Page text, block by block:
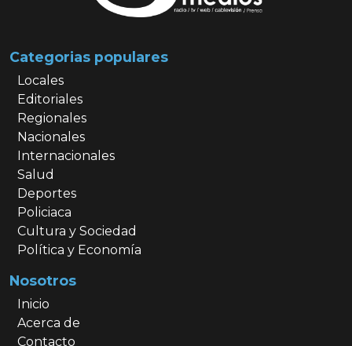
Categorias populares
Locales
Editoriales
Regionales
Nacionales
Internacionales
Salud
Deportes
Policiaca
Cultura y Sociedad
Política y Economía
Nosotros
Inicio
Acerca de
Contacto